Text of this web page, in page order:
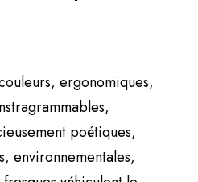
ergonomiques,
poétiques,
environnementales,